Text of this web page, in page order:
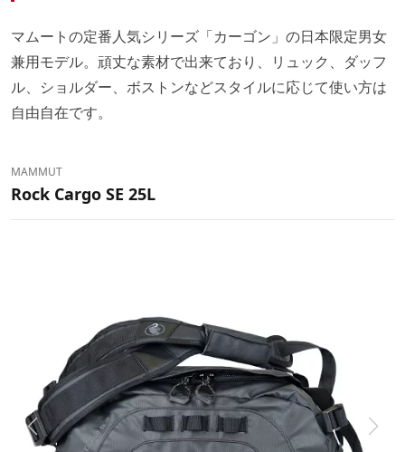
マムートの定番人気シリーズ「カーゴン」の日本限定男女
兼用モデル。頑丈な素材で出来ており、リュック、ダッフ
ル、ショルダー、ボストンなどスタイルに応じて使い方は
自由自在です。
MAMMUT
Rock Cargo SE 25L